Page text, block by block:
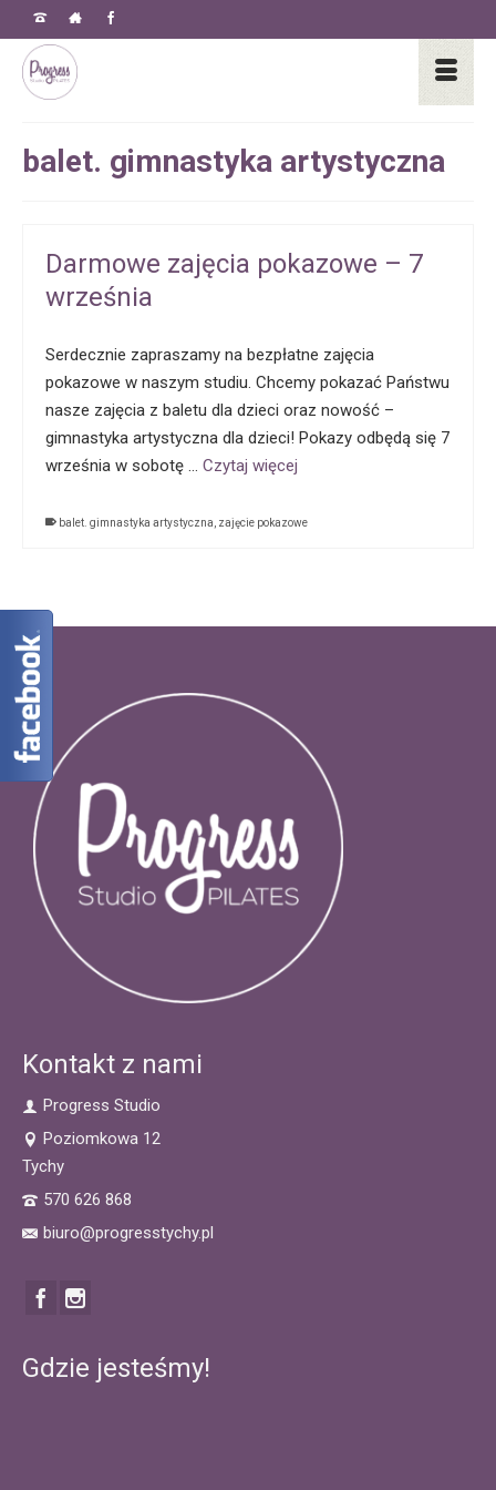
balet. gimnastyka artystyczna
Darmowe zajęcia pokazowe – 7
września
Serdecznie zapraszamy na bezpłatne zajęcia
pokazowe w naszym studiu. Chcemy pokazać Państwu
nasze zajęcia z baletu dla dzieci oraz nowość –
gimnastyka artystyczna dla dzieci! Pokazy odbędą się 7
września w sobotę … Czytaj więcej
balet. gimnastyka artystyczna zajęcie pokazowe
Kontakt z nami
Progress Studio
Poziomkowa 12
Tychy
570 626 868
biuro@progresstychy.pl
Gdzie jesteśmy!